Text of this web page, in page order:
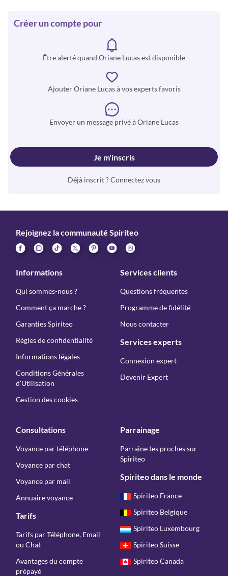
Créer un compte pour
Être alerté quand Oriane Lucas est disponible
Ajouter Oriane Lucas à vos experts favoris
Envoyer un message privé à Oriane Lucas
Je m'inscris
Déjà inscrit ? Connectez vous
Rejoignez la communauté Spiriteo
Informations
Qui sommes-nous ?
Comment ça marche ?
Garanties Spiriteo
Règles de confidentialité
Informations légales
Conditions Générales
d'Utilisation
Gestion des cookies
Services clients
Questions fréquentes
Programme de fidélité
Nous contacter
Services experts
Connexion expert
Devenir Expert
Consultations
Voyance par téléphone
Voyance par chat
Voyance par mail
Annuaire voyance
Tarifs
Tarifs par Téléphone, Email
ou Chat
Avantages du compte
prépayé
Parrainage
Parraine tes proches sur
Spiriteo
Spiriteo dans le monde
Spiriteo France
Spiriteo Belgique
Spiriteo Luxembourg
Spiriteo Suisse
Spiriteo Canada